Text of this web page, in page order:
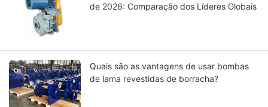
de 2026: Comparação dos Líderes Globais
Quais são as vantagens de usar bombas
de lama revestidas de borracha?